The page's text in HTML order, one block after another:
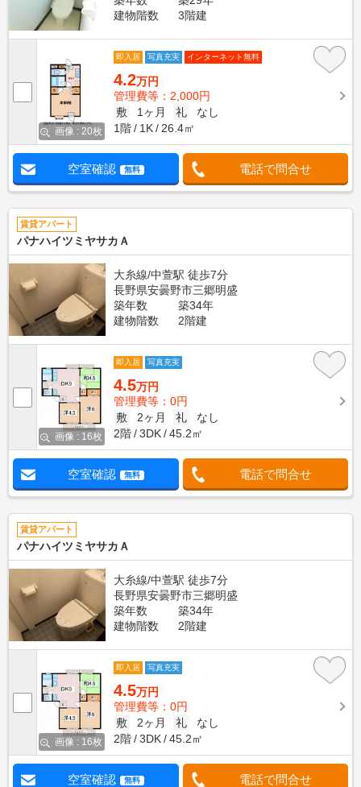
建物階数
3階建
画像 : 20枚
即入居 写真充実 インターネット無料
4.2万円
管理費等：2,000円
敷
1ヶ月 礼
なし
1階
1K 26.4㎡
空室確認 無料 電話で問合せ
賃貸アパート
パナハイツミヤサカＡ
大糸線/中萱駅 徒歩7分
長野県安曇野市三郷明盛
築年数
築34年
建物階数
2階建
画像 : 16枚
即入居 写真充実
4.5万円
管理費等：0円
敷
2ヶ月 礼
なし
2階
3DK 45.2㎡
空室確認 無料 電話で問合せ
賃貸アパート
パナハイツミヤサカＡ
大糸線/中萱駅 徒歩7分
長野県安曇野市三郷明盛
築年数
築34年
建物階数
2階建
画像 : 16枚
即入居 写真充実
4.5万円
管理費等：0円
敷
2ヶ月 礼
なし
2階
3DK 45.2㎡
空室確認 無料 電話で問合せ